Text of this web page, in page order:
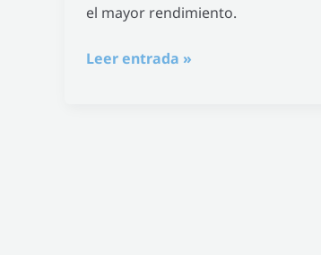
el mayor rendimiento.
Leer entrada »